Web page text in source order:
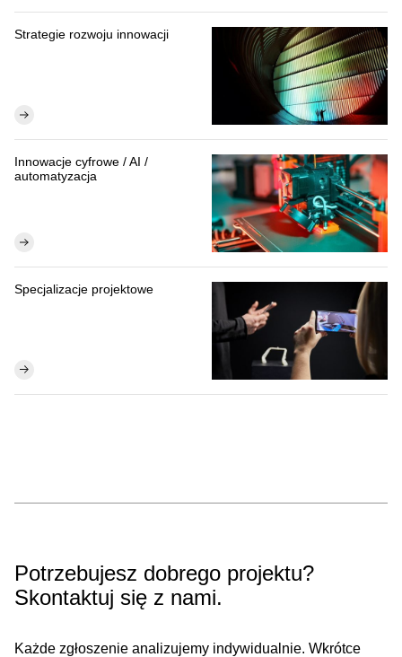
Strategie rozwoju innowacji
Innowacje cyfrowe / AI /
automatyzacja
Specjalizacje projektowe
Potrzebujesz dobrego projektu?
Skontaktuj się z nami.
Każde zgłoszenie analizujemy indywidualnie. Wkrótce